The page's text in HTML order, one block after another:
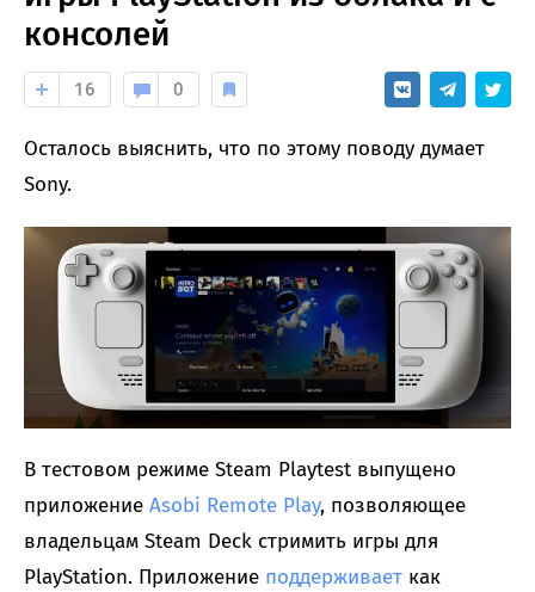
консолей
16 0
Осталось выяснить, что по этому поводу думает
Sony.
В тестовом режиме Steam Playtest выпущено
приложение Asobi Remote Play, позволяющее
владельцам Steam Deck стримить игры для
PlayStation. Приложение поддерживает как